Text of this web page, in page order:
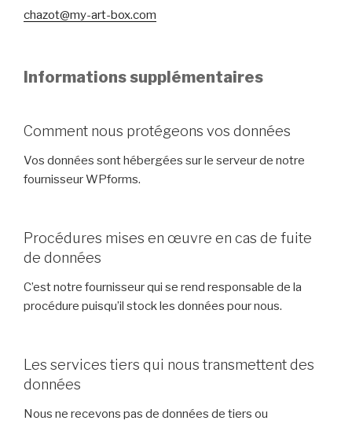
chazot@my-art-box.com
Informations supplémentaires
Comment nous protégeons vos données
Vos données sont hébergées sur le serveur de notre
fournisseur WPforms.
Procédures mises en œuvre en cas de fuite
de données
C’est notre fournisseur qui se rend responsable de la
procédure puisqu’il stock les données pour nous.
Les services tiers qui nous transmettent des
données
Nous ne recevons pas de données de tiers ou